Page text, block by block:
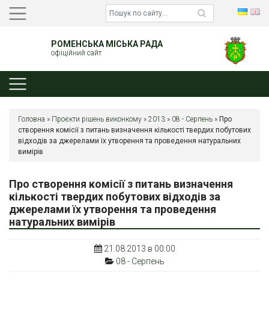
РОМЕНСЬКА МІСЬКА РАДА
офіційний сайт
Головна » Проєкти рішень виконкому » 2013 » 08 - Серпень » Про
створення комісії з питань визначення кількості твердих побутових
відходів за джерелами їх утворення та проведення натуральних
вимірів
Про створення комісії з питань визначення
кількості твердих побутових відходів за
джерелами їх утворення та проведення
натуральних вимірів
21.08.2013 в 00:00
08 - Серпень